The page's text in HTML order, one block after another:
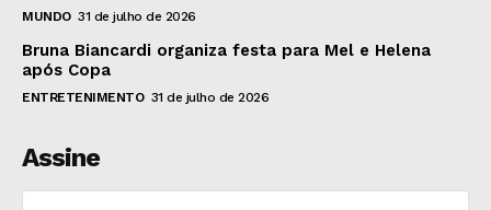
MUNDO 31 de julho de 2026
Bruna Biancardi organiza festa para Mel e Helena
após Copa
ENTRETENIMENTO 31 de julho de 2026
Assine